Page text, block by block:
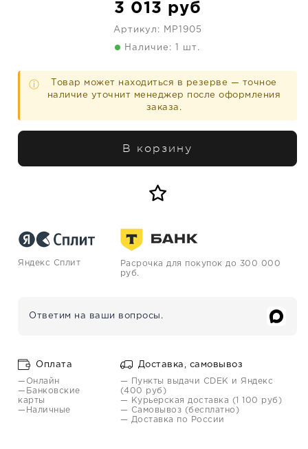
3 013 руб
Артикул: MP1905
Наличие: 1 шт.
ⓘ
Товар может находиться в резерве — точное
наличие уточнит менеджер после оформления
заказа.
В корзину
Яндекс Сплит
Расрочка для покупок до 300 000
руб.
Ответим на ваши вопросы.
Оплата
—Онлайн
—Банковские
карты
—Наличные
Доставка, самовывоз
— Пункты выдачи CDEK и Яндекс
(400 руб)
— Курьерская доставка (1 100 руб)
— Самовывоз (бесплатно)
— Доставка по России